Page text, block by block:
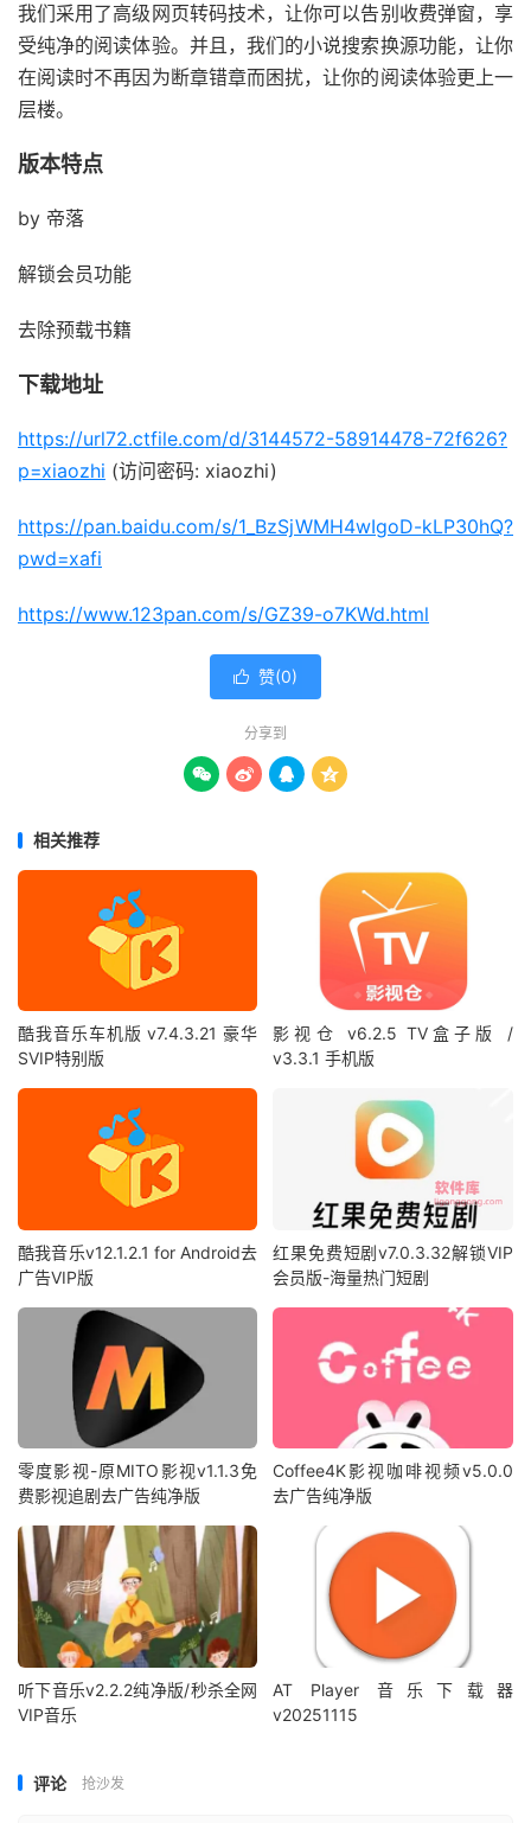
我们采用了高级网页转码技术，让你可以告别收费弹窗，享
受纯净的阅读体验。并且，我们的小说搜索换源功能，让你
在阅读时不再因为断章错章而困扰，让你的阅读体验更上一
层楼。
版本特点
by 帝落
解锁会员功能
去除预载书籍
下载地址
https://url72.ctfile.com/d/3144572-58914478-72f626?
p=xiaozhi (访问密码: xiaozhi)
https://pan.baidu.com/s/1_BzSjWMH4wIgoD-kLP30hQ?
pwd=xafi
https://www.123pan.com/s/GZ39-o7KWd.html
 赞(0)
分享到
   
相关推荐
酷我音乐车机版 v7.4.3.21 豪华
SVIP特别版
影视仓 v6.2.5 TV盒子版 /
v3.3.1 手机版
酷我音乐v12.1.2.1 for Android去
广告VIP版
红果免费短剧v7.0.3.32解锁VIP
会员版-海量热门短剧
零度影视-原MITO影视v1.1.3免
费影视追剧去广告纯净版
Coffee4K影视咖啡视频v5.0.0
去广告纯净版
听下音乐v2.2.2纯净版/秒杀全网
VIP音乐
AT Player 音乐下载器
v20251115
评论 抢沙发